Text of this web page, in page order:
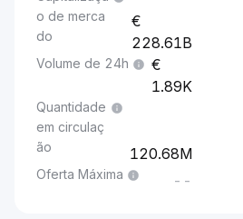
o de merca
do
228.61B
Volume de 24h
1.89K
Quantidade
em circulaç
ão
120.68M
Oferta Máxima --